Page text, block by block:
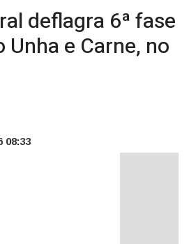
deflagra 6ª fase
Unha e Carne, no
08:33